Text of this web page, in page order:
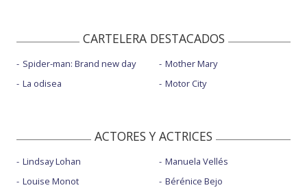
CARTELERA DESTACADOS
Spider-man: Brand new day
La odisea
Mother Mary
Motor City
ACTORES Y ACTRICES
Lindsay Lohan
Louise Monot
Manuela Vellés
Bérénice Bejo